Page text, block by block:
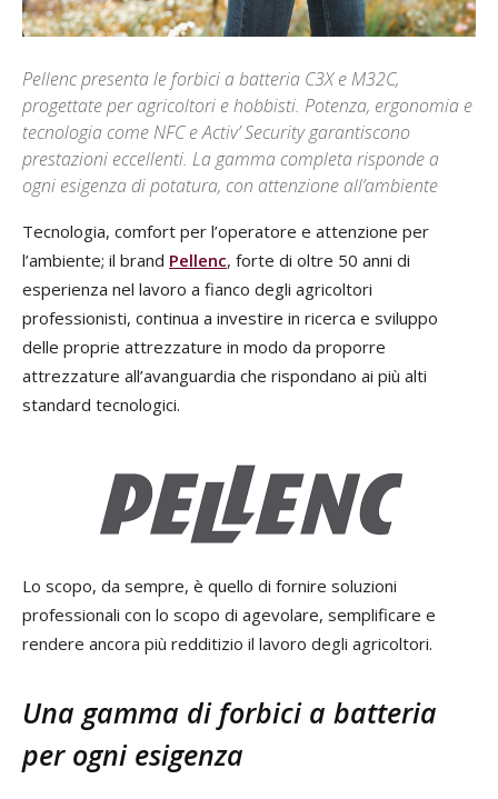
Pellenc presenta le forbici a batteria C3X e M32C,
progettate per agricoltori e hobbisti. Potenza, ergonomia e
tecnologia come NFC e Activ’ Security garantiscono
prestazioni eccellenti. La gamma completa risponde a
ogni esigenza di potatura, con attenzione all’ambiente
Tecnologia, comfort per l’operatore e attenzione per
l’ambiente; il brand Pellenc, forte di oltre 50 anni di
esperienza nel lavoro a fianco degli agricoltori
professionisti, continua a investire in ricerca e sviluppo
delle proprie attrezzature in modo da proporre
attrezzature all’avanguardia che rispondano ai più alti
standard tecnologici.
Lo scopo, da sempre, è quello di fornire soluzioni
professionali con lo scopo di agevolare, semplificare e
rendere ancora più redditizio il lavoro degli agricoltori.
Una gamma di forbici a batteria
per ogni esigenza